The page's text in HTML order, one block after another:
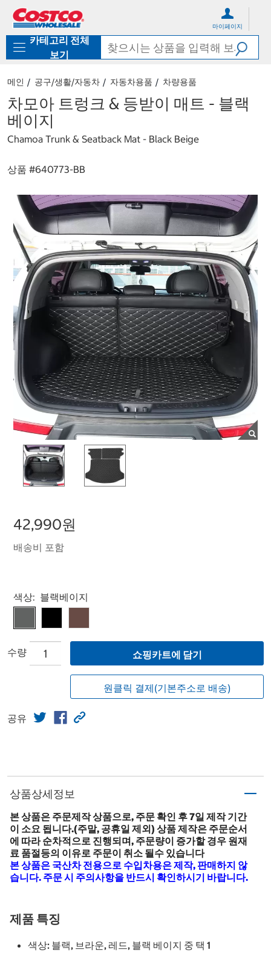
로
기
가
마이페이지
카테고리 전체
보기
메인 공구/생활/자동차 자동차용품 차량용품
차모아 트렁크 & 등받이 매트 - 블랙
베이지
Chamoa Trunk & Seatback Mat - Black Beige
상품 #640773-BB
42,990원
배송비 포함
Select product
색상: 블랙베이지
수량 쇼핑카트에 담기
원클릭 결제(기본주소로 배송)
공유
상품상세정보
본 상품은 주문제작 상품으로, 주문 확인 후 7일 제작 기간
이 소요 됩니다.(주말, 공휴일 제외) 상품 제작은 주문순서
에 따라 순차적으로 진행되며, 주문량이 증가할 경우 원재
료 품절등의 이유로 주문이 취소 될수 있습니다
본 상품은 국산차 전용으로 수입차용은 제작, 판매하지 않
습니다. 주문 시 주의사항을 반드시 확인하시기 바랍니다.
제품 특징
색상: 블랙, 브라운, 레드, 블랙 베이지 중 택 1